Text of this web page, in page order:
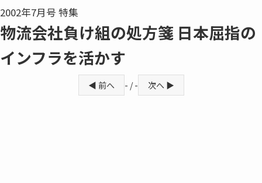
2002年7月号 特集
物流会社負け組の処方箋 日本屈指の
インフラを活かす
◀ 前へ - / - 次へ ▶